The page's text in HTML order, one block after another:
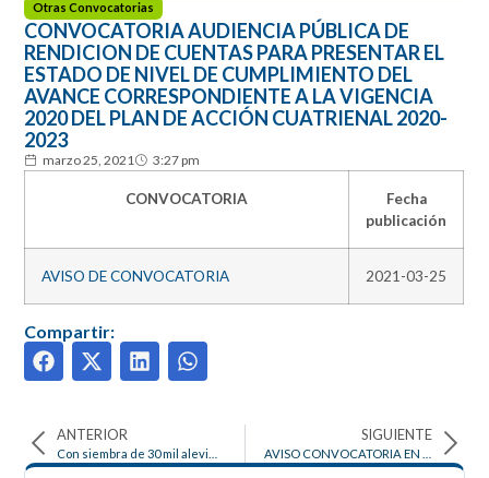
Otras Convocatorias
CONVOCATORIA AUDIENCIA PÚBLICA DE
RENDICION DE CUENTAS PARA PRESENTAR EL
ESTADO DE NIVEL DE CUMPLIMIENTO DEL
AVANCE CORRESPONDIENTE A LA VIGENCIA
2020 DEL PLAN DE ACCIÓN CUATRIENAL 2020-
2023
marzo 25, 2021 3:27 pm
CONVOCATORIA
Fecha
publicación
AVISO DE CONVOCATORIA 2021-03-25
Compartir:
ANTERIOR SIGUIENTE